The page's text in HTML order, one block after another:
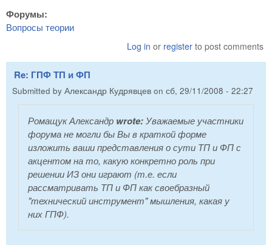
Форумы:
Вопросы теории
Log in or register to post comments
Re: ГПФ ТП и ФП
Submitted by Александр Кудрявцев on сб, 29/11/2008 - 22:27
Ромащук Александр wrote:Уважаемые участники
форума не могли бы Вы в краткой форме
изложить ваши представления о сути ТП и ФП с
акцентом на то, какую конкретно роль при
решении ИЗ они играют (т.е. если
рассматривать ТП и ФП как своебразный
"технический инструмент" мышления, какая у
них ГПФ).